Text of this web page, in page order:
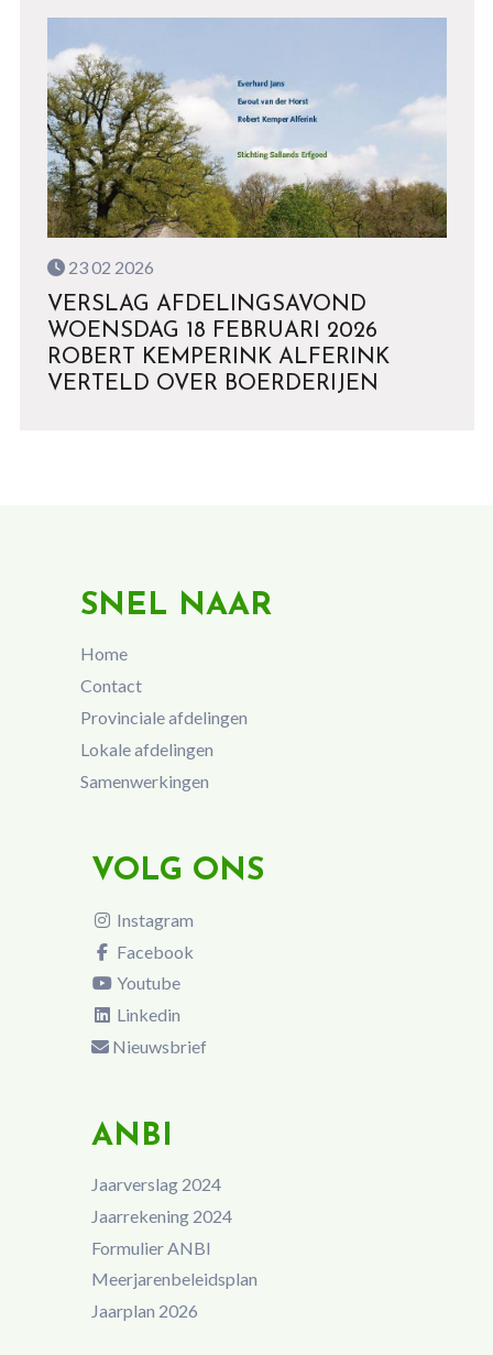
23 02 2026
VERSLAG AFDELINGSAVOND
WOENSDAG 18 FEBRUARI 2026
ROBERT KEMPERINK ALFERINK
VERTELD OVER BOERDERIJEN
SNEL NAAR
Home
Contact
Provinciale afdelingen
Lokale afdelingen
Samenwerkingen
VOLG ONS
Instagram
Facebook
Youtube
Linkedin
Nieuwsbrief
ANBI
Jaarverslag 2024
Jaarrekening 2024
Formulier ANBI
Meerjarenbeleidsplan
Jaarplan 2026